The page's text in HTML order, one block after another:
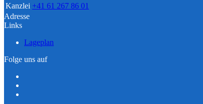
Kanzlei +41 61 267 86 01
Adresse
Links
Lageplan
Folge uns auf